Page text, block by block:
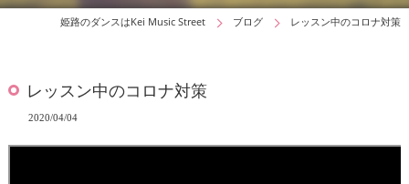
姫路のダンスはKei Music Street ブログ レッスン中のコロナ対策
レッスン中のコロナ対策
2020/04/04